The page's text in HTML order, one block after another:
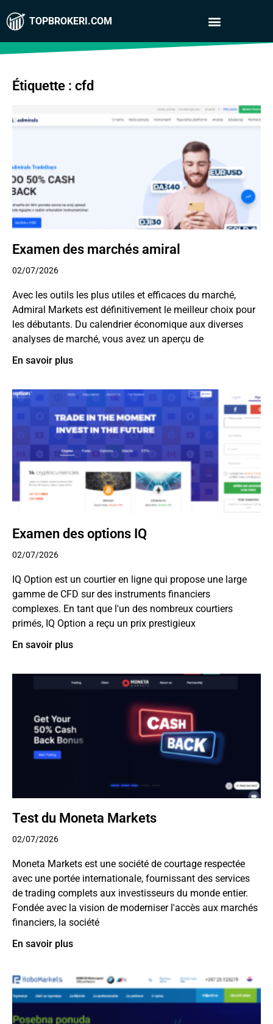
TOPBROKERI.COM
Étiquette : cfd
Examen des marchés amiral
02/07/2026
Avec les outils les plus utiles et efficaces du marché,
Admiral Markets est définitivement le meilleur choix pour
les débutants. Du calendrier économique aux diverses
analyses de marché, vous avez un aperçu de
En savoir plus
Examen des options IQ
02/07/2026
IQ Option est un courtier en ligne qui propose une large
gamme de CFD sur des instruments financiers
complexes. En tant que l'un des nombreux courtiers
primés, IQ Option a reçu un prix prestigieux
En savoir plus
Test du Moneta Markets
02/07/2026
Moneta Markets est une société de courtage respectée
avec une portée internationale, fournissant des services
de trading complets aux investisseurs du monde entier.
Fondée avec la vision de moderniser l'accès aux marchés
financiers, la société
En savoir plus